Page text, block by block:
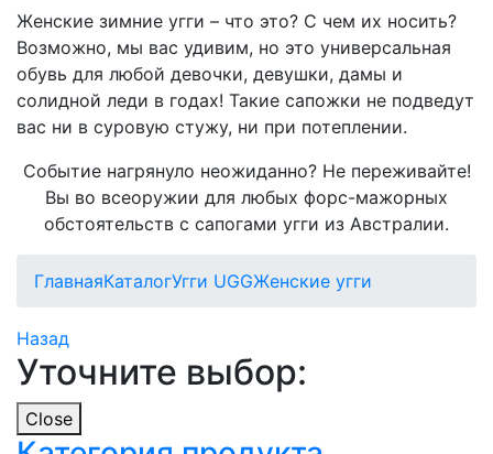
Женские зимние угги – что это? С чем их носить?
Возможно, мы вас удивим, но это универсальная
обувь для любой девочки, девушки, дамы и
солидной леди в годах! Такие сапожки не подведут
вас ни в суровую стужу, ни при потеплении.
Событие нагрянуло неожиданно? Не переживайте!
Вы во всеоружии для любых форс-мажорных
обстоятельств с сапогами угги из Австралии.
ГлавнаяКаталогУгги UGGЖенские угги
Назад
Уточните выбор:
Close